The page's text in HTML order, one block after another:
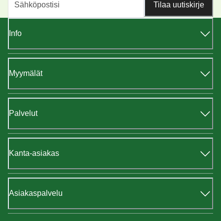
Tilaa uutiskirje
Info
Myymälät
Palvelut
Kanta-asiakas
Asiakaspalvelu